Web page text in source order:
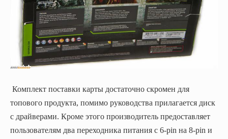
Комплект поставки карты достаточно скромен для
топового продукта, помимо руководства прилагается диск
с драйверами. Кроме этого производитель предоставляет
пользователям два переходника питания с 6-pin на 8-pin и